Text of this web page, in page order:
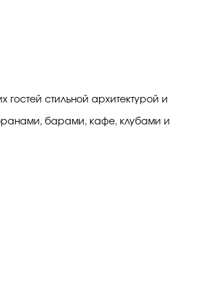
стильной архитектурой и
барами, кафе, клубами и